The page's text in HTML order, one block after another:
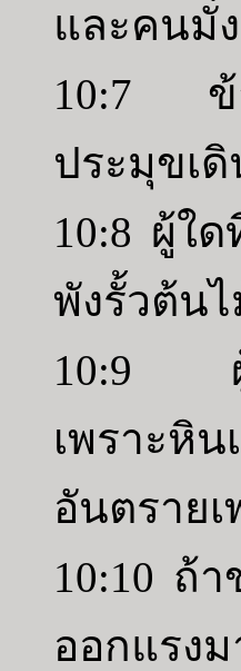
และคนมั่
10:7 ข้
ประมุขเ
10:8 ผู้ใ
พังรั้วต้น
10:9 ผู้ใ
เพราะหิ
อันตราย
10:10 ถ้
ออกแร